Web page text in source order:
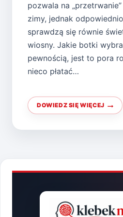
pozwala na
zimy, jednak
sprawdzą się równie
wiosny. Jakie botki
pewnością, jest to pora
nieco płatać…
DOWIEDZ SIĘ WIĘCEJ
BOTKI
–
NA